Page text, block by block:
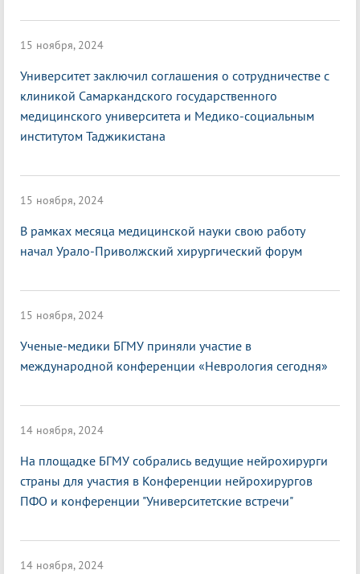
15 ноября, 2024
Университет заключил соглашения о сотрудничестве с
клиникой Самаркандского государственного
медицинского университета и Медико-социальным
институтом Таджикистана
15 ноября, 2024
В рамках месяца медицинской науки свою работу
начал Урало-Приволжский хирургический форум
15 ноября, 2024
Ученые-медики БГМУ приняли участие в
международной конференции «Неврология сегодня»
14 ноября, 2024
На площадке БГМУ собрались ведущие нейрохирурги
страны для участия в Конференции нейрохирургов
ПФО и конференции "Университетские встречи"
14 ноября, 2024